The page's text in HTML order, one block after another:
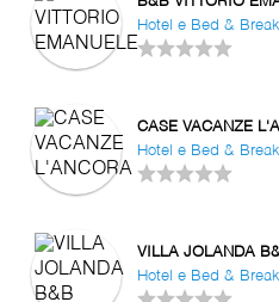
Hotel e Bed &
CASE VACANZE
Hotel e Bed &
VILLA JOLANDA
Hotel e Bed &